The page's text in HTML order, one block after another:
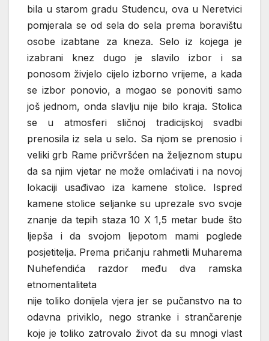
bila u starom gradu Studencu, ova u Neretvici
pomjerala se od sela do sela prema boravištu
osobe izabtane za kneza. Selo iz kojega je
izabrani knez dugo je slavilo izbor i sa
ponosom živjelo cijelo izborno vrijeme, a kada
se izbor ponovio, a mogao se ponoviti samo
još jednom, onda slavlju nije bilo kraja. Stolica
se u atmosferi sličnoj tradicijskoj svadbi
prenosila iz sela u selo. Sa njom se prenosio i
veliki grb Rame pričvršćen na željeznom stupu
da sa njim vjetar ne može omlaćivati i na novoj
lokaciji usađivao iza kamene stolice. Ispred
kamene stolice seljanke su uprezale svo svoje
znanje da tepih staza 10 X 1,5 metar bude što
ljepša i da svojom ljepotom mami poglede
posjetitelja. Prema pričanju rahmetli Muharema
Nuhefendića razdor među dva ramska
etnomentaliteta
nije toliko donijela vjera jer se pučanstvo na to
odavna priviklo, nego stranke i strančarenje
koje je toliko zatrovalo život da su mnogi vlast